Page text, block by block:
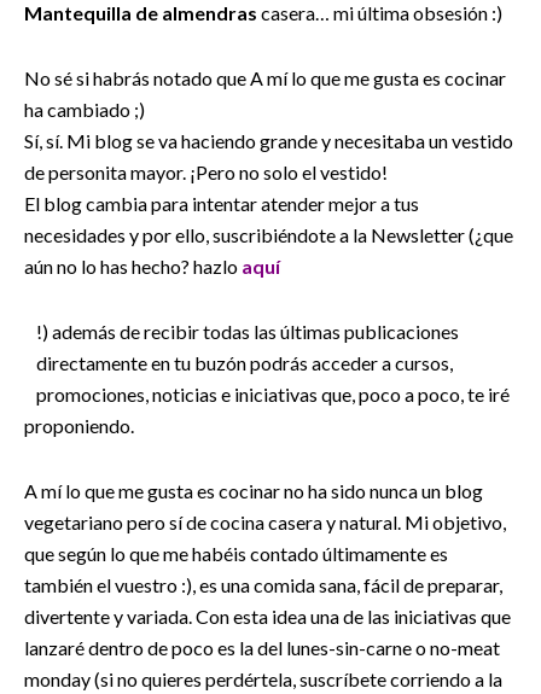
Mantequilla de almendras casera… mi última obsesión :)
No sé si habrás notado que A mí lo que me gusta es cocinar
ha cambiado ;)
Sí, sí. Mi blog se va haciendo grande y necesitaba un vestido
de personita mayor. ¡Pero no solo el vestido!
El blog cambia para intentar atender mejor a tus
necesidades y por ello, suscribiéndote a la Newsletter (¿que
aún no lo has hecho? hazlo aquí
!) además de recibir todas las últimas publicaciones
directamente en tu buzón podrás acceder a cursos,
promociones, noticias e iniciativas que, poco a poco, te iré
proponiendo.
A mí lo que me gusta es cocinar no ha sido nunca un blog
vegetariano pero sí de cocina casera y natural. Mi objetivo,
que según lo que me habéis contado últimamente es
también el vuestro :), es una comida sana, fácil de preparar,
divertente y variada. Con esta idea una de las iniciativas que
lanzaré dentro de poco es la del lunes-sin-carne o no-meat
monday (si no quieres perdértela, suscríbete corriendo a la